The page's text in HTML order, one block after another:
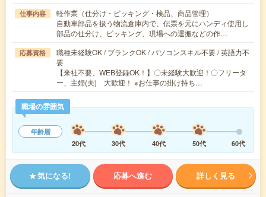
仕事内容
軽作業（仕分け・ピッキング・検品、商品管理）
自動車部品を扱う物流倉庫内で、伝票を元にハンディ使用し
部品の仕分け、ピッキング、現場への運搬などの作…
応募資格
職種未経験OK / ブランクOK / パソコンスキル不要 / 英語力不
要
【来社不要、WEB登録OK！】〇未経験大歓迎！〇フリータ
ー、主婦(夫) 大歓迎！ ※お仕事の掛け持ち…
職場の雰囲気
年齢層
20代
30代 40代 50代 60代
気になる! 応募へ進む 詳しく見る